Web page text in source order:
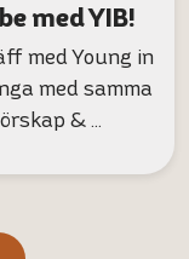
med YIB!
med Young in
med samma
& …